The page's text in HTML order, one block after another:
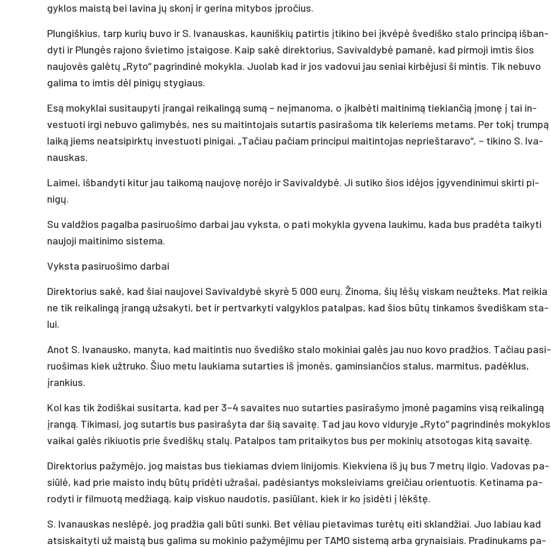
gyk­los maistą bei la­vi­na jų skonį ir ge­ri­na mi­ty­bos įpro­čius.
Plun­giš­kius, tarp ku­rių bu­vo ir S. Iva­naus­kas, kau­niš­kių pa­tir­tis įti­ki­no bei įkvėpė šve­diš­ko sta­lo prin­cipą iš­ban­
dy­ti ir Plungės ra­jo­no švie­ti­mo įstai­go­se. Kaip sakė di­rek­to­rius, Sa­vi­val­dybė pa­manė, kad pir­mo­ji im­tis šios
nau­jovės galėtų „Ry­to“ pa­grin­dinė mo­kyk­la. Juo­lab kad ir jos va­do­vui jau se­niai kirbė­ju­si ši min­tis. Tik ne­bu­vo
ga­li­ma to im­tis dėl pi­nigų sty­giaus.
Esą mo­kyk­lai su­si­tau­py­ti įran­gai rei­ka­lingą sumą – ne­įma­no­ma, o įkalbė­ti mai­ti­nimą tie­kian­čią įmonę į tai in­
ves­tuo­ti ir­gi ne­bu­vo ga­li­mybės, nes su mai­tin­to­jais su­tar­tis pa­si­ra­šo­ma tik ke­le­riems me­tams. Per tokį trumpą
laiką jiems neat­si­pirktų in­ves­tuo­ti pi­ni­gai. „Ta­čiau pa­čiam prin­ci­pui mai­tin­to­jas ne­prieš­ta­ra­vo“, – ti­ki­no S. Iva­
naus­kas.
Lai­mei, iš­ban­dy­ti ki­tur jau tai­komą nau­jovę norė­jo ir Sa­vi­val­dybė. Ji su­ti­ko šios idė­jos įgy­ven­di­ni­mui skir­ti pi­
nigų.
Su vald­žios pa­gal­ba pa­si­ruo­ši­mo dar­bai jau vyks­ta, o pa­ti mo­kyk­la gy­ve­na lau­ki­mu, ka­da bus pra­dėta tai­ky­ti
nau­jo­ji mai­ti­ni­mo sis­te­ma.
Vyks­ta pa­si­ruo­ši­mo dar­bai
Di­rek­to­rius sakė, kad šiai nau­jo­vei Sa­vi­val­dybė skyrė 5 000 eurų. Ži­no­ma, šių lėšų vis­kam neuž­teks. Mat rei­kia
ne tik rei­ka­lingą įrangą už­sa­ky­ti, bet ir per­tvar­ky­ti val­gyk­los pa­tal­pas, kad šios būtų tin­ka­mos šve­diš­kam sta­
lui.
Anot S. Iva­naus­ko, ma­ny­ta, kad mai­tin­tis nuo šve­diš­ko sta­lo mo­ki­niai galės jau nuo ko­vo pra­džios. Ta­čiau pa­si­
ruo­ši­mas kiek užt­ru­ko. Šiuo me­tu lau­kia­ma su­tar­ties iš įmonės, ga­min­sian­čios sta­lus, mar­mi­tus, pa­dėklus,
įran­kius.
Kol kas tik žo­diš­kai su­si­tar­ta, kad per 3–4 sa­vai­tes nuo su­tar­ties pa­si­ra­šy­mo įmonė pa­ga­mins visą rei­ka­lingą
įrangą. Ti­ki­ma­si, jog su­tar­tis bus pa­si­ra­šy­ta dar šią sa­vaitę. Tad jau ko­vo vi­du­ry­je „Ry­to“ pa­grin­dinės mo­kyk­los
vai­kai galės ri­kiuo­tis prie šve­diškų stalų. Pa­tal­pos tam pri­tai­ky­tos bus per mo­ki­nių at­so­to­gas kitą sa­vaitę.
Di­rek­to­rius pa­žymė­jo, jog mais­tas bus tie­kia­mas dviem li­ni­jo­mis. Kiek­vie­na iš jų bus 7 metrų il­gio. Va­do­vas pa­
si­ūlė, kad prie mais­to indų būtų pri­dėti už­ra­šai, pa­dėsian­tys moks­lei­viams grei­čiau orien­tuo­tis. Ke­ti­na­ma pa­
ro­dy­ti ir fil­muotą med­žiagą, kaip vis­kuo nau­do­tis, pa­si­ūlant, kiek ir ko įsidė­ti į lėkštę.
S. Iva­naus­kas ne­slėpė, jog pra­džia ga­li būti sun­ki. Bet vėliau pie­ta­vi­mas turėtų ei­ti skland­žiai. Juo la­biau kad
at­si­skai­ty­ti už maistą bus ga­li­ma su mo­ki­nio pa­žymė­ji­mu per TA­MO sis­temą ar­ba gry­nai­siais. Pra­di­nu­kams pa­